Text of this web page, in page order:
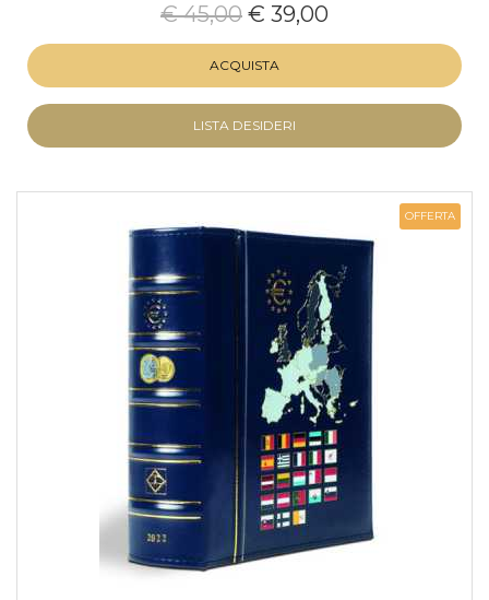
€ 45,00 € 39,00
ACQUISTA
LISTA DESIDERI
OFFERTA